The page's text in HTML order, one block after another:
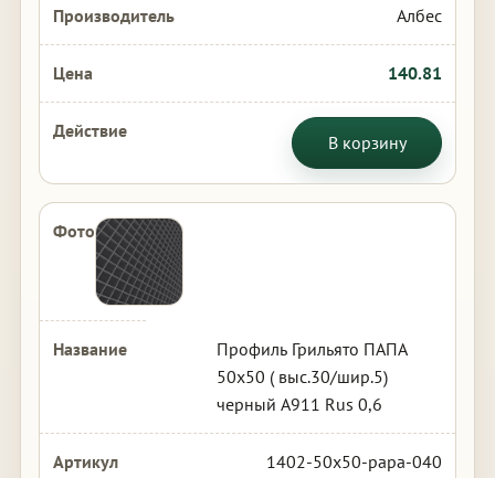
Албес
140.81
В корзину
Профиль Грильято ПАПА
50х50 ( выс.30/шир.5)
черный А911 Rus 0,6
1402-50x50-papa-040